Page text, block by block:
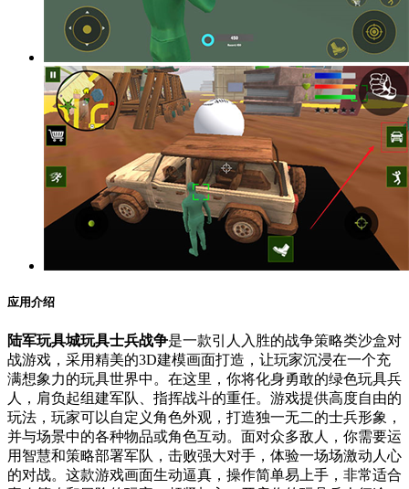
应用介绍
陆军玩具城玩具士兵战争是一款引人入胜的战争策略类沙盒对
战游戏，采用精美的3D建模画面打造，让玩家沉浸在一个充
满想象力的玩具世界中。在这里，你将化身勇敢的绿色玩具兵
人，肩负起组建军队、指挥战斗的重任。游戏提供高度自由的
玩法，玩家可以自定义角色外观，打造独一无二的士兵形象，
并与场景中的各种物品或角色互动。面对众多敌人，你需要运
用智慧和策略部署军队，击败强大对手，体验一场场激动人心
的对战。这款游戏画面生动逼真，操作简单易上手，非常适合